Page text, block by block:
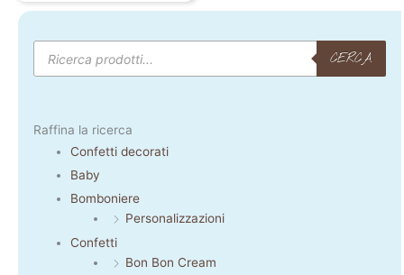
Products
search
CERCA
Raffina la ricerca
Confetti decorati
Baby
Bomboniere
Personalizzazioni
Confetti
Bon Bon Cream